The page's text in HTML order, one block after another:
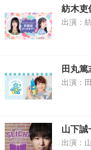
紡木吏
出演：
田丸
出演：
山下誠
出演：